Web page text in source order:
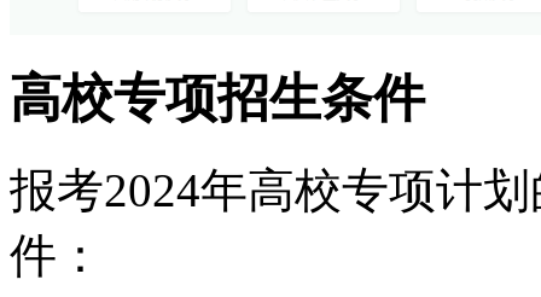
高校专项招生条件
报考2024年高校专项计
件：